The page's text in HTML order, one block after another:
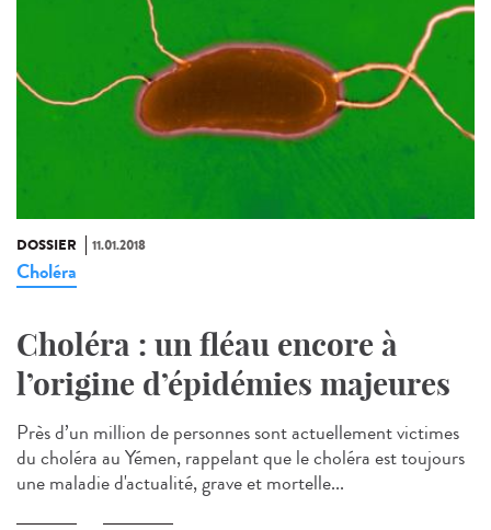
DOSSIER 11.01.2018
Choléra
Choléra : un fléau encore à
l’origine d’épidémies majeures
Près d’un million de personnes sont actuellement victimes
du choléra au Yémen, rappelant que le choléra est toujours
une maladie d'actualité, grave et mortelle...